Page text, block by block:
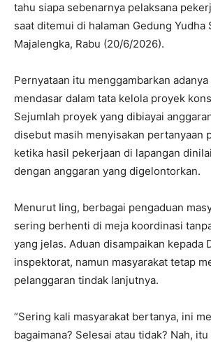
tahu siapa sebenarnya pelaksana
saat ditemui di halaman Gedung Yudha
Majalengka, Rabu (20/6/2026).
Pernyataan itu menggambarkan
mendasar dalam tata kelola proyek
Sejumlah proyek yang dibiayai
disebut masih menyisakan pertanyaan
ketika hasil pekerjaan di lapangan
dengan anggaran yang digelontorkan.
Menurut Iing, berbagai pengaduan
sering berhenti di meja koordinasi
yang jelas. Aduan disampaikan kepada
inspektorat, namun masyarakat tetap
pelanggaran tindak lanjutnya.
“Sering kali masyarakat bertanya, ini
bagaimana? Selesai atau tidak? Nah,